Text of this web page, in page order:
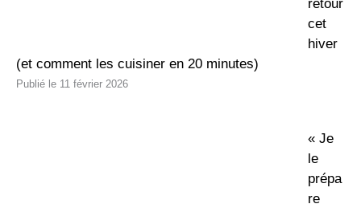
retour
cet
hiver
(et comment les cuisiner en 20 minutes)
11 février 2026
« Je
le
prépa
re